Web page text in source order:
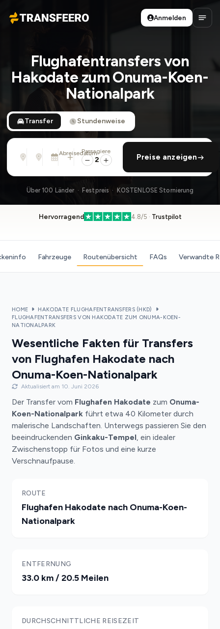
Transfeero
Anmelden
Flughafentransfers von
Hakodate zum Onuma-Koen-
Nationalpark
Transfer Stundenweise
Von
Adresse, Flughafen, Hotel, ...
Nach
Adresse, Flughafen, Hotel, ...
Abreisedatum
Mi., 12. Aug. · 13:45
rückfahrt hinzufügen
Passagiere
2 Preise anzeigen
Über 100 Länder · Festpreis · KOSTENLOSE Stornierung
Hervorragend 4.8/5 · Trustpilot
Fahrzeuge Routenübersicht FAQs Verwandte
HOME
HAKODATE FLUGHAFENTRANSFERS (HKD)
FLUGHAFENTRANSFERS VON HAKODATE ZUM ONUMA-KOEN-
NATIONALPARK
Wesentliche Fakten für Transfers
von Flughafen Hakodate nach
Onuma-Koen-Nationalpark
Aktualisiert am 10. Juni 2026
Der Transfer vom Flughafen Hakodate zum Onuma-
Koen-Nationalpark führt etwa 40 Kilometer durch
malerische Landschaften. Unterwegs passieren Sie den
beeindruckenden Ginkaku-Tempel, ein idealer
Zwischenstopp für Fotos und eine kurze
Verschnaufpause.
ROUTE
Flughafen Hakodate nach Onuma-Koen-
Nationalpark
ENTFERNUNG
33.0 km / 20.5 Meilen
DURCHSCHNITTLICHE REISEZEIT